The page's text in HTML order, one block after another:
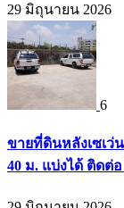
29 มิถุนายน 2026
6
ขายที่ดินหลังเซเว่
40 ม. แบ่งได้ ติดต่อ